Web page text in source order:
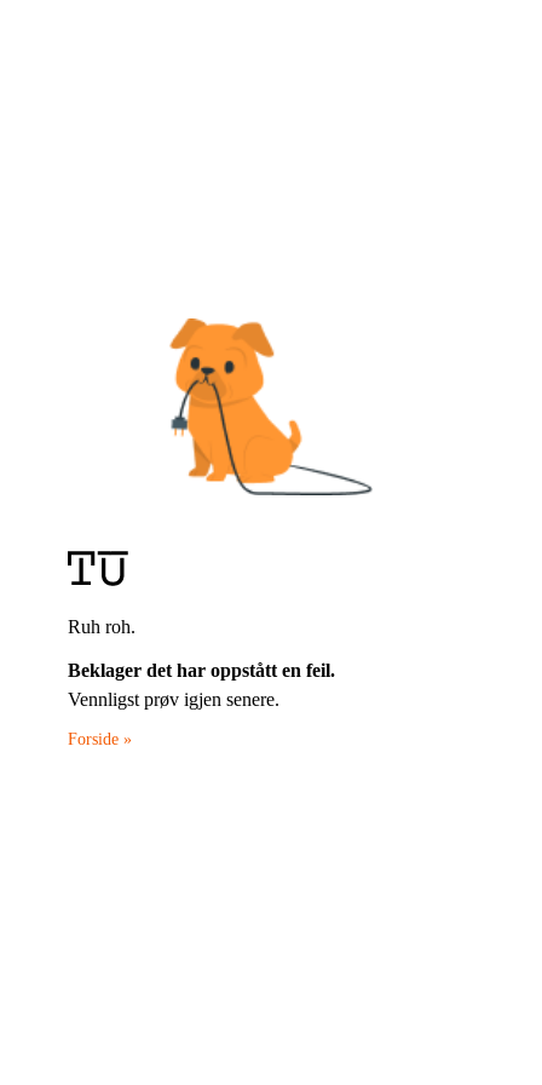
Ruh roh.
Beklager det har oppstått en feil.
Vennligst prøv igjen senere.
Forside »